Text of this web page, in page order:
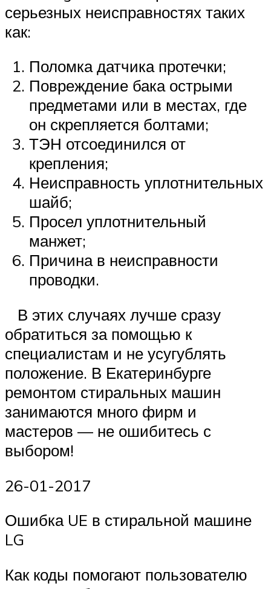
серьезных неисправностях таких
как:
Поломка датчика протечки;
Повреждение бака острыми
предметами или в местах, где
он скрепляется болтами;
ТЭН отсоединился от
крепления;
Неисправность уплотнительных
шайб;
Просел уплотнительный
манжет;
Причина в неисправности
проводки.
В этих случаях лучше сразу
обратиться за помощью к
специалистам и не усугублять
положение. В Екатеринбурге
ремонтом стиральных машин
занимаются много фирм и
мастеров — не ошибитесь с
выбором!
26-01-2017
Ошибка UE в стиральной машине
LG
Как коды помогают пользователю